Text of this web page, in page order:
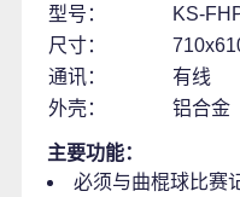
型号：
KS-
尺寸：
通讯：
有线
外壳：
铝合金
主要功能：
必须与曲棍球比赛